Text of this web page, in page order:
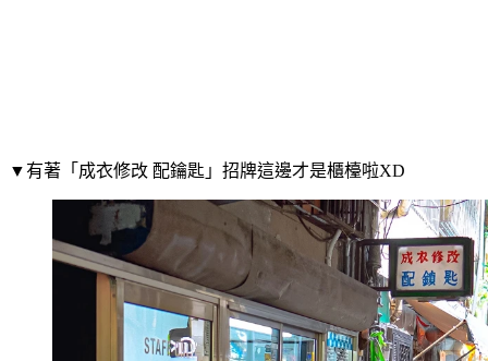
▼有著「成衣修改 配鑰匙」招牌這邊才是櫃檯啦XD